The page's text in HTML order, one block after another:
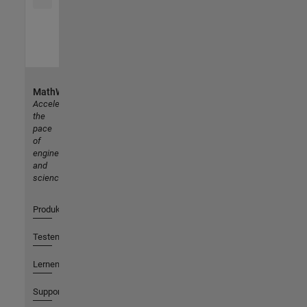
MathWorks
Accelerating
the
pace
of
engineering
and
science
Produkte
Testen oder Kaufen
Lernen
Support